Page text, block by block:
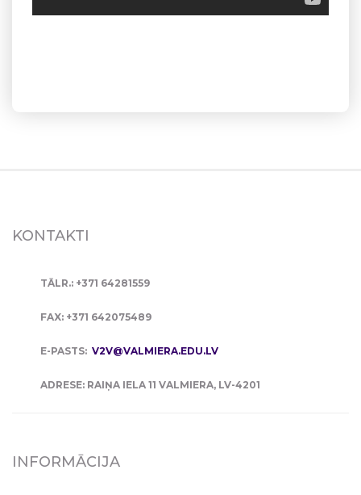
KONTAKTI
TĀLR.: +371 64281559
FAX: +371 642075489
E-PASTS: V2V@VALMIERA.EDU.LV
ADRESE: RAIŅA IELA 11 VALMIERA, LV-4201
INFORMĀCIJA